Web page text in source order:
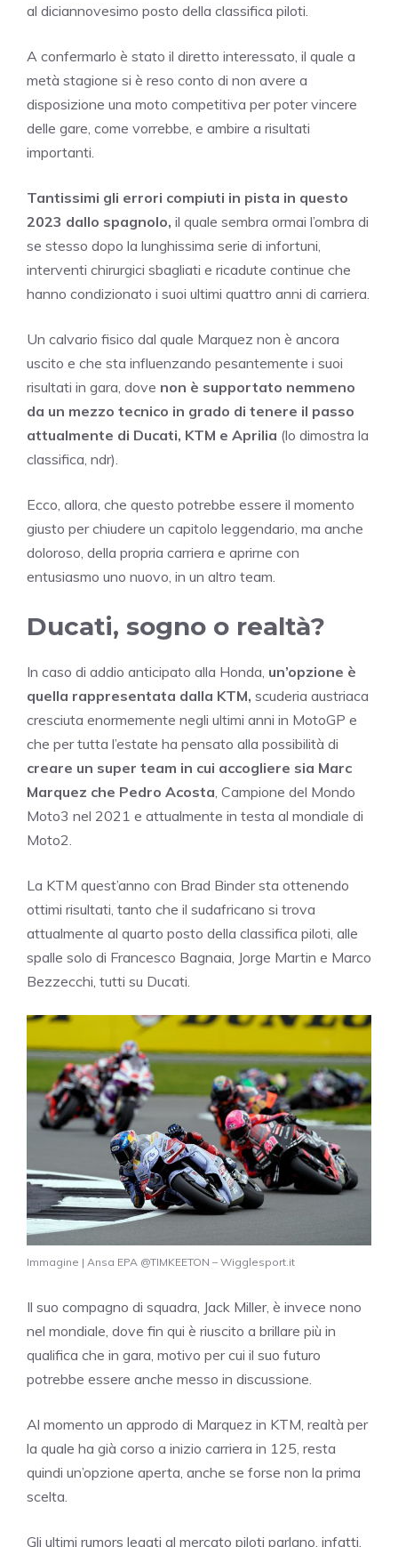
al diciannovesimo posto della classifica piloti.
A confermarlo è stato il diretto interessato, il quale a
metà stagione si è reso conto di non avere a
disposizione una moto competitiva per poter vincere
delle gare, come vorrebbe, e ambire a risultati
importanti.
Tantissimi gli errori compiuti in pista in questo
2023 dallo spagnolo, il quale sembra ormai l’ombra di
se stesso dopo la lunghissima serie di infortuni,
interventi chirurgici sbagliati e ricadute continue che
hanno condizionato i suoi ultimi quattro anni di carriera.
Un calvario fisico dal quale Marquez non è ancora
uscito e che sta influenzando pesantemente i suoi
risultati in gara, dove non è supportato nemmeno
da un mezzo tecnico in grado di tenere il passo
attualmente di Ducati, KTM e Aprilia (lo dimostra la
classifica, ndr).
Ecco, allora, che questo potrebbe essere il momento
giusto per chiudere un capitolo leggendario, ma anche
doloroso, della propria carriera e aprirne con
entusiasmo uno nuovo, in un altro team.
Ducati, sogno o realtà?
In caso di addio anticipato alla Honda, un’opzione è
quella rappresentata dalla KTM, scuderia austriaca
cresciuta enormemente negli ultimi anni in MotoGP e
che per tutta l’estate ha pensato alla possibilità di
creare un super team in cui accogliere sia Marc
Marquez che Pedro Acosta , Campione del Mondo
Moto3 nel 2021 e attualmente in testa al mondiale di
Moto2.
La KTM quest’anno con Brad Binder sta ottenendo
ottimi risultati, tanto che il sudafricano si trova
attualmente al quarto posto della classifica piloti, alle
spalle solo di Francesco Bagnaia, Jorge Martin e Marco
Bezzecchi, tutti su Ducati.
Immagine | Ansa EPA @TIMKEETON – Wigglesport.it
Il suo compagno di squadra, Jack Miller, è invece nono
nel mondiale, dove fin qui è riuscito a brillare più in
qualifica che in gara, motivo per cui il suo futuro
potrebbe essere anche messo in discussione.
Al momento un approdo di Marquez in KTM, realtà per
la quale ha già corso a inizio carriera in 125, resta
quindi un’opzione aperta, anche se forse non la prima
scelta.
Gli ultimi rumors legati al mercato piloti parlano, infatti,